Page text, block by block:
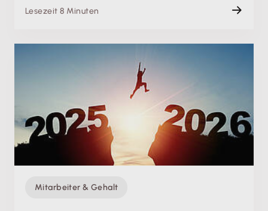
Lesezeit 8 Minuten
Mitarbeiter & Gehalt